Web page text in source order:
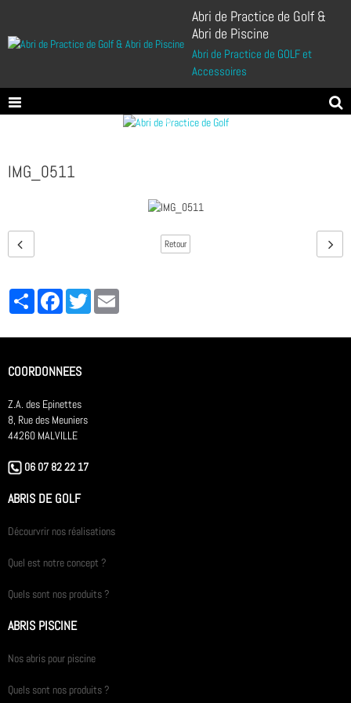
Abri de Practice de Golf &
Abri de Piscine
Abri de Practice de GOLF et
Accessoires
IMG_0511
Retour
PartagerFacebookTwitter
COORDONNEES
Z.A. des Epinettes
8, Rue des Meuniers
44260 MALVILLE
06 07 82 22 17
ABRIS DE GOLF
Décourvrir nos réalisations
Quel est notre concept ?
Quels sont nos produits ?
ABRIS PISCINE
Nos abris pour piscine
Quels sont nos produits ?